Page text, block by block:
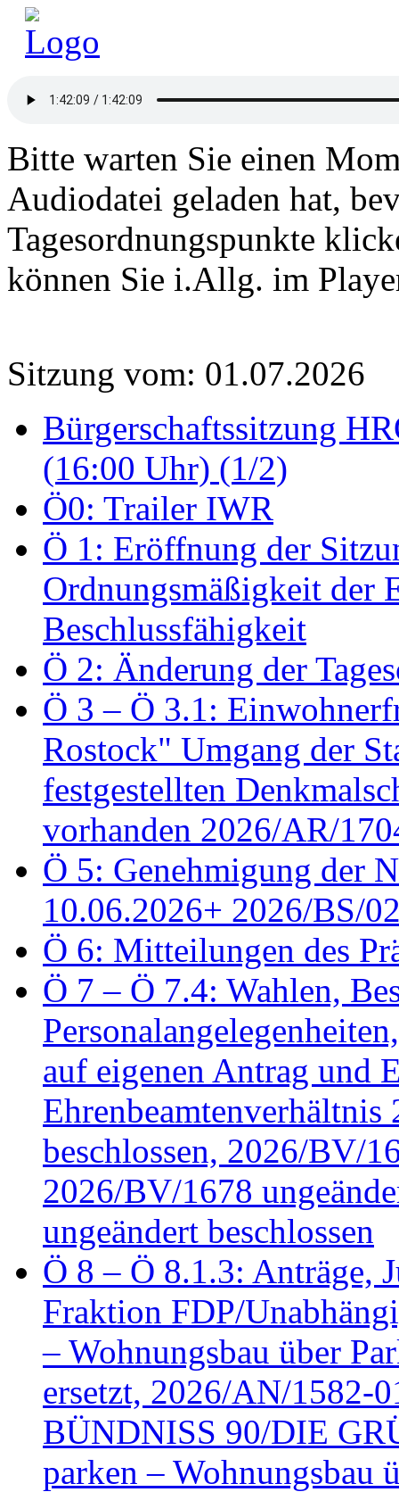
Bitte warten Sie einen
Audiodatei geladen hat,
Tagesordnungspunkte
können Sie i.Allg. im
Sitzung vom: 01.07.2026
Bürgerschaftssitzung
(16:00 Uhr) (1/2)
Ö0: Trailer IWR
Ö 1: Eröffnung der
Ordnungsmäßigkeit der
Beschlussfähigkeit
Ö 2: Änderung der
Ö 3 – Ö 3.1:
Rostock" Umgang der
festgestellten
vorhanden 2026/AR/
Ö 5: Genehmigung der
10.06.2026+ 2026/BS/
Ö 6: Mitteilungen des
Ö 7 – Ö 7.4: Wahlen,
auf eigenen Antrag und
beschlossen, 2026/BV/
2026/BV/1678
ungeändert beschlossen
Ö 8 – Ö 8.1.3: Anträge,
Fraktion FDP/
– Wohnungsbau über
ersetzt, 2026/AN/1582-
BÜNDNISS 90/DIE
parken – Wohnungsbau